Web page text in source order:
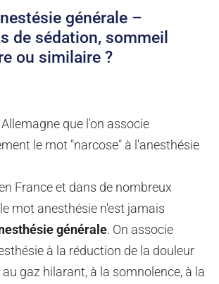
générale –
de sédation, sommeil
ou similaire ?
Allemagne que l'on associe
le mot "narcose" à l'anesthésie
France et dans de nombreux
mot anesthésie n'est jamais
générale. On associe
à la réduction de la douleur
gaz hilarant, à la somnolence, à la